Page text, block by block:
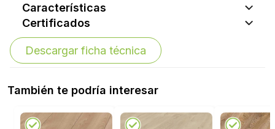
Características
Certificados
Descargar ficha técnica
También te podría interesar